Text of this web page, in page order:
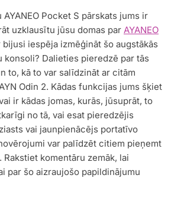
Pocket S pārskats jums ir
uzklausītu jūsu domas par AYANEO
bijusi iespēja izmēģināt šo augstākās
konsoli? Dalieties pieredzē par tās
to, kā to var salīdzināt ar citām
Odin 2. Kādas funkcijas jums šķiet
ir kādas jomas, kurās, jūsuprāt, to
no tā, vai esat pieredzējis
vai jaunpienācējs portatīvo
var palīdzēt citiem pieņemt
Rakstiet komentāru zemāk, lai
par šo aizraujošo papildinājumu